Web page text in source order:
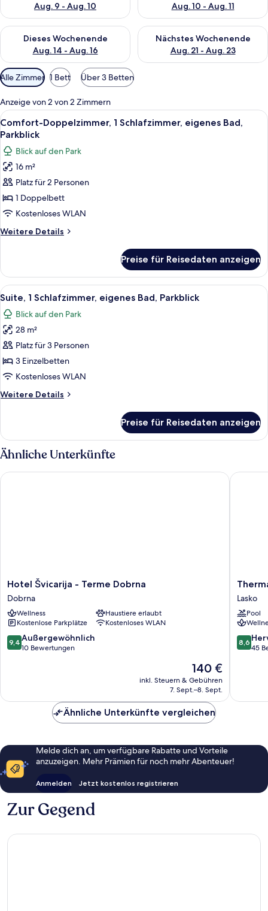
Aug. 9 - Aug. 10
Aug. 10 - Aug. 11
Dieses Wochenende
Aug. 14 - Aug. 16
Überprüfe die Verfügbarkeit für dieses Wochenende, Aug. 14
Nächstes Wochenende
Aug. 21 - Aug. 23
Überprüfe die Verfügbarkeit
Verfügbare
Filter
für
Zimmer
Alle Zimmer 1 Bett Über 3 Betten
Anzeige von 2 von 2 Zimmern
Alle
Fotos
für
Comfort-
Doppelzimmer,
1
Schlafzimmer,
eigenes
Bad,
Parkblick
Comfort-Doppelzimmer, 1
1
Comfort-Doppelzimmer, 1 Schlafzimmer, eigenes Bad,
Parkblick
Blick auf den Park
16 m²
Platz für 2 Personen
1 Doppelbett
Kostenloses WLAN
Weitere Details
Weitere
Doppelzimmer,
Schlafzimmer,
eigenes
Bad,
Parkblick
Preise für Reisedaten anzeigen
Alle
Fotos
für
Suite,
1
Schlafzimmer,
eigenes
Parkblick
Suite, 1 Schlafzimmer, eigenes Bad,
1
Suite, 1 Schlafzimmer, eigenes Bad, Parkblick
Blick auf den Park
28 m²
Platz für 3 Personen
3 Einzelbetten
Kostenloses WLAN
Weitere Details
Weitere
1
Schlafzimmer,
eigenes
Bad,
Parkblick
Preise für Reisedaten anzeigen
Ähnliche Unterkünfte
Hotel
Švicarija
-
Terme
Dobrna
Dobrna
Hotel Švicarija - Terme Dobrna
Dobrna
Wellness
Haustiere erlaubt
Kostenlose Parkplätze
Kostenloses WLAN
9.4
von
9,4 Außergewöhnlich
10 Bewertungen
Der
Preis
beträgt
140 €
inkl. Steuern & Gebühren
7. Sept.–8. Sept.
Hotel Švicarija - Terme Dobrna
Park
Laško
Lasko
Lasko
Pool
8.6
von
8,6
45
Ähnliche Unterkünfte vergleichen
Melde dich an, um verfügbare Rabatte und Vorteile
anzuzeigen. Mehr Prämien für noch mehr Abenteuer!
Anmelden Jetzt kostenlos registrieren
Zur Gegend